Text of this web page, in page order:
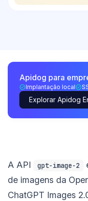
Apidog para
Implantação local
Explorar Apidog
A API gpt-image-2
de imagens da
ChatGPT Images